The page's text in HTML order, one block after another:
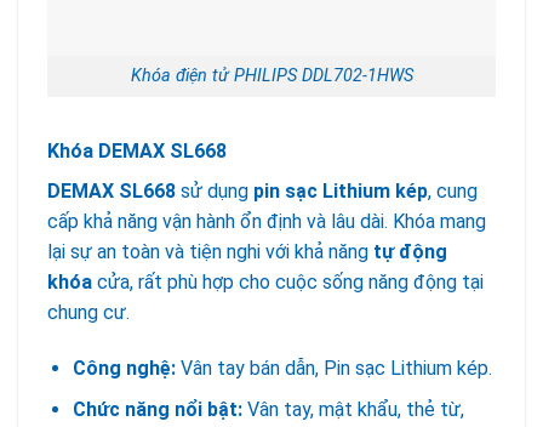
Khóa điện tử PHILIPS DDL702-1HWS
Khóa DEMAX SL668
DEMAX SL668 sử dụng pin sạc Lithium kép, cung
cấp khả năng vận hành ổn định và lâu dài. Khóa mang
lại sự an toàn và tiện nghi với khả năng tự động
khóa cửa, rất phù hợp cho cuộc sống năng động tại
chung cư.
Công nghệ:Vân tay bán dẫn, Pin sạc Lithium kép.
Chức năng nổi bật:Vân tay, mật khẩu, thẻ từ,